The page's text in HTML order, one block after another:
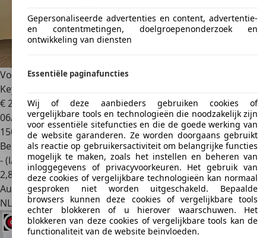
Volkswagen Tiguan Allspace1.4 TSI Business 7p.
Keyless|Camera
€ 22.749
06/2018
150.624 km
Benzine
- (l/100 km)
2,8
Autobedrijf
NL 5628 CHEindhoven
Gepersonaliseerde advertenties en content, advertentie-
en contentmetingen, doelgroepenonderzoek en
ontwikkeling van diensten
Essentiële paginafuncties
Wij of deze aanbieders gebruiken cookies of
vergelijkbare tools en technologieën die noodzakelijk zijn
voor essentiële sitefuncties en die de goede werking van
de website garanderen. Ze worden doorgaans gebruikt
als reactie op gebruikersactiviteit om belangrijke functies
mogelijk te maken, zoals het instellen en beheren van
inloggegevens of privacyvoorkeuren. Het gebruik van
deze cookies of vergelijkbare technologieën kan normaal
gesproken niet worden uitgeschakeld. Bepaalde
browsers kunnen deze cookies of vergelijkbare tools
echter blokkeren of u hierover waarschuwen. Het
blokkeren van deze cookies of vergelijkbare tools kan de
functionaliteit van de website beïnvloeden.